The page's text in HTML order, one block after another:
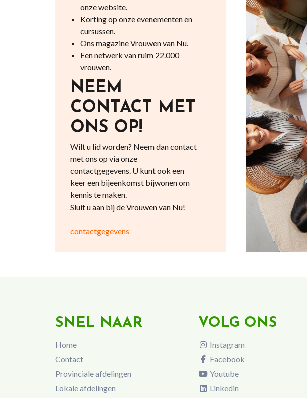
onze website.
Korting op onze evenementen en
cursussen.
Ons magazine Vrouwen van Nu.
Een netwerk van ruim 22.000
vrouwen.
NEEM
CONTACT MET
ONS OP!
Wilt u lid worden? Neem dan contact
met ons op via onze
contactgegevens. U kunt ook een
keer een bijeenkomst bijwonen om
kennis te maken.
Sluit u aan bij de Vrouwen van Nu!
contactgegevens
SNEL NAAR
Home
Contact
Provinciale afdelingen
Lokale afdelingen
VOLG ONS
Instagram
Facebook
Youtube
Linkedin